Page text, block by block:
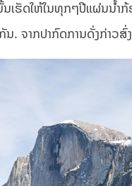
ຮັດໃຫ້ໃນທຸກໆປີແຜ່ນນ້ຳກ້
ນ. ຈາກປາກົດການດັ່ງກ່າວ